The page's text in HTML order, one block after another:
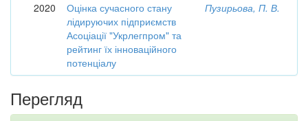
2020
Оцінка сучасного стану
лідируючих підприємств
Асоціації "Укрлегпром" та
рейтинг їх інноваційного
потенціалу
Пузирьова, П. В.
Перегляд